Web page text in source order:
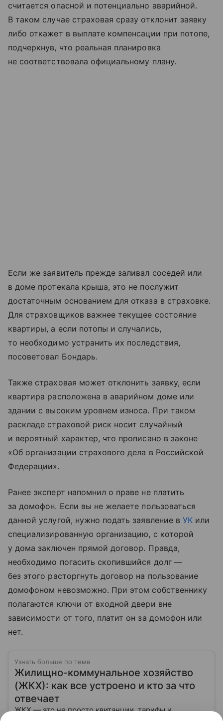
считается опасной и потенциально аварийной.
В таком случае страховая сразу отклонит заявку
либо откажет в выплате компенсации при потопе,
подчеркнув, что реальная планировка
не соответствовала официальному плану.
Если же заявитель прежде заливал соседей или
в доме протекала крыша, это не послужит
достаточным основанием для отказа в страховке.
Для страховщиков важнее текущее состояние
квартиры, а если потопы и случались,
то необходимо устранить их последствия,
посоветовал Бондарь.
Также страховая может отклонить заявку, если
квартира расположена в аварийном доме или
здании с высоким уровнем износа. При таком
раскладе страховой риск носит случайный
и вероятный характер, что прописано в законе
«Об организации страхового дела в Российской
Федерации».
Ранее эксперт напомнил о праве не платить
за домофон. Если вы не желаете пользоваться
данной услугой, нужно подать заявление в УК или
специализированную организацию, с которой
у дома заключен прямой договор. Правда,
необходимо погасить скопившийся долг —
без этого расторгнуть договор на пользование
домофоном невозможно. При этом собственнику
полагаются ключи от входной двери вне
зависимости от того, платит он за домофон или
нет.
Узнать больше по теме
Жилищно-коммунальное хозяйство
(ЖКХ): как все устроено и кто за что
отвечает
ЖКХ — это не просто квитанции, тарифы и